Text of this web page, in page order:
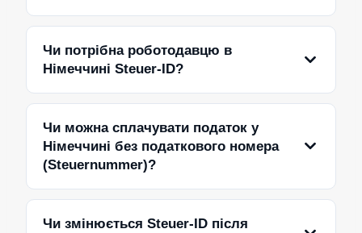
Чи потрібна роботодавцю в
Німеччині Steuer-ID?
Чи можна сплачувати податок у
Німеччині без податкового номера
(Steuernummer)?
Чи змінюється Steuer-ID після